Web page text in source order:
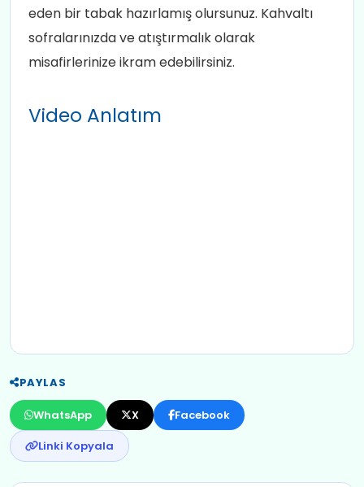
eden bir tabak hazırlamış olursunuz. Kahvaltı
sofralarınızda ve atıştırmalık olarak
misafirlerinize ikram edebilirsiniz.
Video Anlatım
PAYLAS
WhatsApp X
Facebook
Linki Kopyala